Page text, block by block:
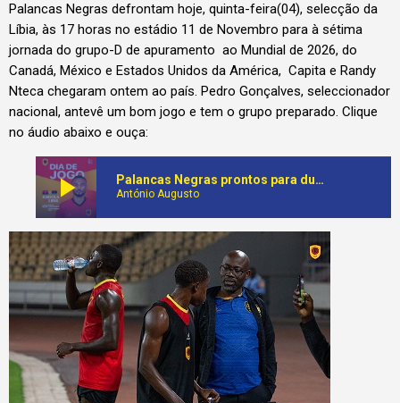
Palancas Negras defrontam hoje, quinta-feira(04), selecção da
Líbia, às 17 horas no estádio 11 de Novembro para à sétima
jornada do grupo-D de apuramento ao Mundial de 2026, do
Canadá, México e Estados Unidos da América, Capita e Randy
Nteca chegaram ontem ao país. Pedro Gonçalves, seleccionador
nacional, antevê um bom jogo e tem o grupo preparado. Clique
no áudio abaixo e ouça:
play_arrow Palancas Negras prontos para duelo frente à Líbia no 11 de Novembro
António Augusto